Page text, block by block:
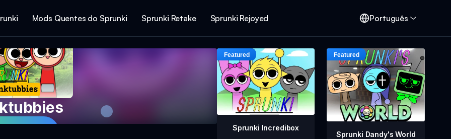
Mods Quentes do Sprunki Sprunki Retake Sprunki Rejoyed Português
Sprunki Incredibox
Sprunki Dandy's World